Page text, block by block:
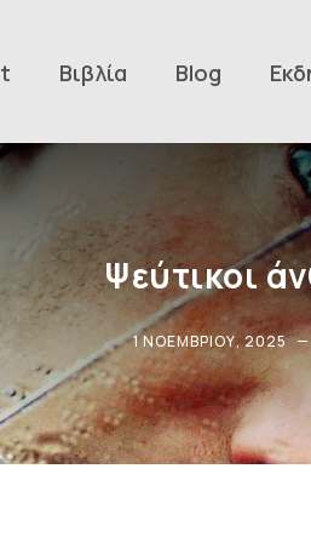
Βιβλία Blog
Ψεύτικοι
1 ΝΟΕΜΒΡΊΟΥ, 2025